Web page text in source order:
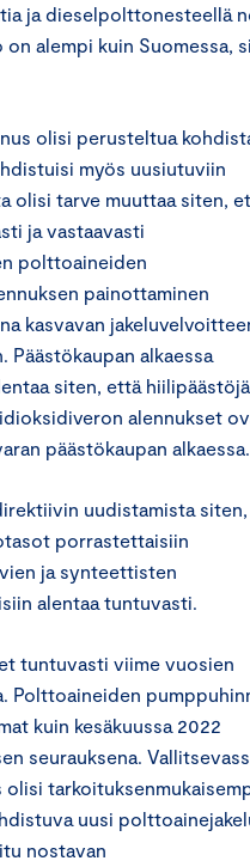
ja dieselpolttonesteellä
alempi kuin Suomessa,
olisi perusteltua
myös uusiutuviin
olisi tarve muuttaa siten,
ja vastaavasti
polttoaineiden
painottaminen
kasvavan
alkaessa
siten, että
alennukset
päästökaupan alkaessa.
uudistamista
porrastettaisiin
ja synteettisten
alentaa tuntuvasti.
tuntuvasti viime vuosien
Polttoaineiden
kuin kesäkuussa 2022
seurauksena.
uusi
nostavan